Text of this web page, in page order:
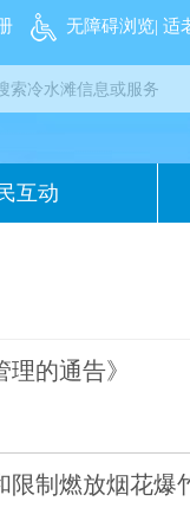
无障碍浏览| 适
互动
的通告》
制燃放烟花爆